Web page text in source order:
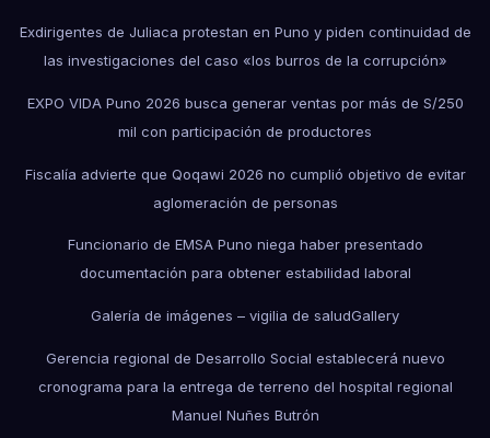
Exdirigentes de Juliaca protestan en Puno y piden continuidad de
las investigaciones del caso «los burros de la corrupción»
EXPO VIDA Puno 2026 busca generar ventas por más de S/250
mil con participación de productores
Fiscalía advierte que Qoqawi 2026 no cumplió objetivo de evitar
aglomeración de personas
Funcionario de EMSA Puno niega haber presentado
documentación para obtener estabilidad laboral
Galería de imágenes – vigilia de saludGallery
Gerencia regional de Desarrollo Social establecerá nuevo
cronograma para la entrega de terreno del hospital regional
Manuel Nuñes Butrón